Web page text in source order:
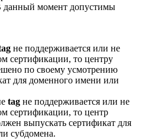
данный момент допустимы
не поддерживается или не
сертификации, то центру
по своему усмотрению
для доменного имени или
tag не поддерживается или не
сертификации, то центр
выпускать сертификат для
субдомена.